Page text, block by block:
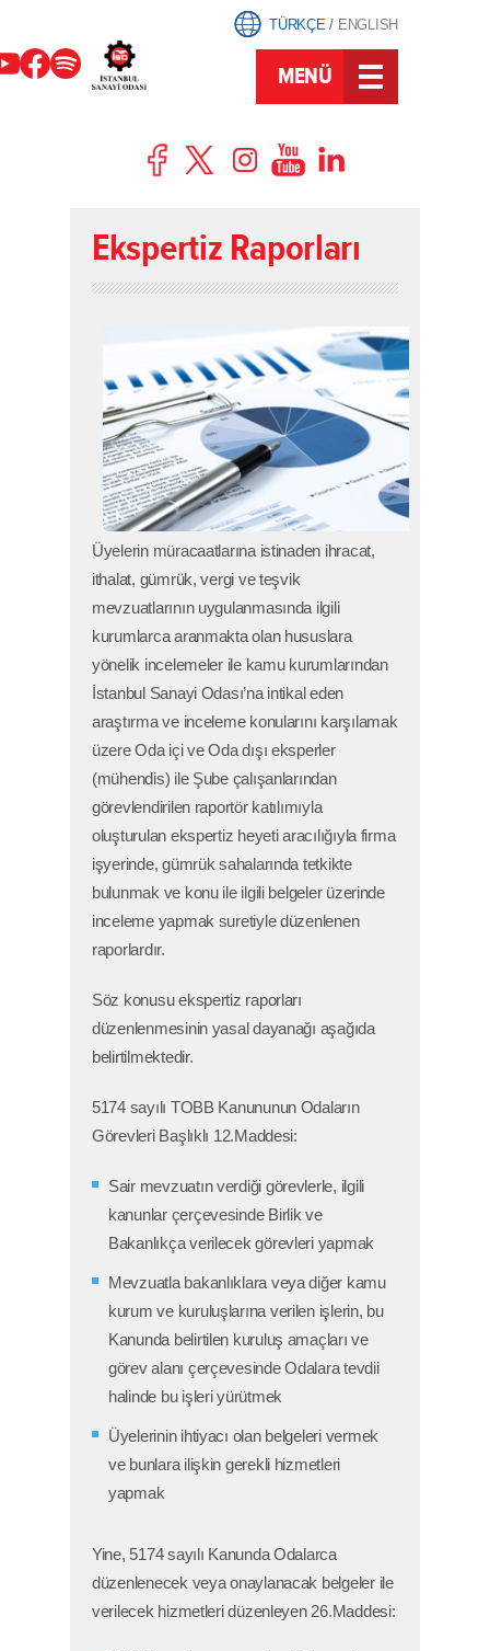
TÜRKÇE/ ENGLISH
MENÜ
Ekspertiz Raporları
Üyelerin müracaatlarına istinaden ihracat,
ithalat, gümrük, vergi ve teşvik
mevzuatlarının uygulanmasında ilgili
kurumlarca aranmakta olan hususlara
yönelik incelemeler ile kamu kurumlarından
İstanbul Sanayi Odası’na intikal eden
araştırma ve inceleme konularını karşılamak
üzere Oda içi ve Oda dışı eksperler
(mühendis) ile Şube çalışanlarından
görevlendirilen raportör katılımıyla
oluşturulan ekspertiz heyeti aracılığıyla firma
işyerinde, gümrük sahalarında tetkikte
bulunmak ve konu ile ilgili belgeler üzerinde
inceleme yapmak suretiyle düzenlenen
raporlardır.
Söz konusu ekspertiz raporları
düzenlenmesinin yasal dayanağı aşağıda
belirtilmektedir.
5174 sayılı TOBB Kanununun Odaların
Görevleri Başlıklı 12.Maddesi:
Sair mevzuatın verdiği görevlerle, ilgili
kanunlar çerçevesinde Birlik ve
Bakanlıkça verilecek görevleri yapmak
Mevzuatla bakanlıklara veya diğer kamu
kurum ve kuruluşlarına verilen işlerin, bu
Kanunda belirtilen kuruluş amaçları ve
görev alanı çerçevesinde Odalara tevdii
halinde bu işleri yürütmek
Üyelerinin ihtiyacı olan belgeleri vermek
ve bunlara ilişkin gerekli hizmetleri
yapmak
Yine, 5174 sayılı Kanunda Odalarca
düzenlenecek veya onaylanacak belgeler ile
verilecek hizmetleri düzenleyen 26.Maddesi: